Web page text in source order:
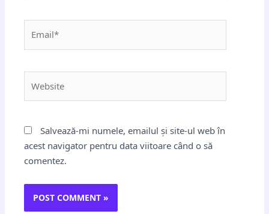
Salvează-mi numele, emailul și site-ul web în
acest navigator pentru data viitoare când o să
comentez.